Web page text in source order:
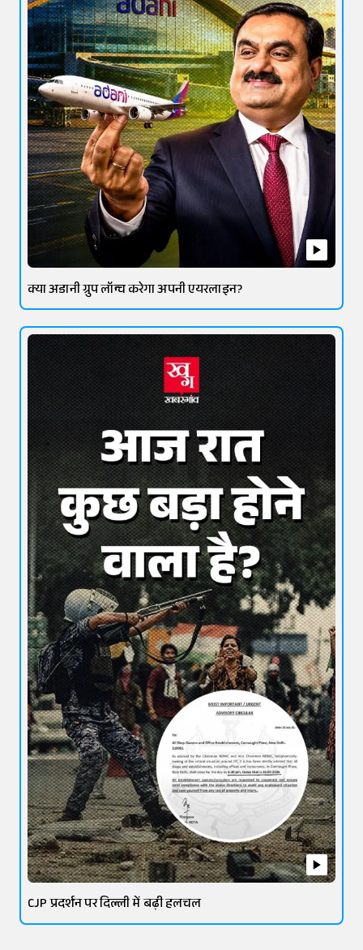
क्या अडानी ग्रुप लॉन्च करेगा अपनी एयरलाइन?
CJP प्रदर्शन पर दिल्ली में बढ़ी हलचल